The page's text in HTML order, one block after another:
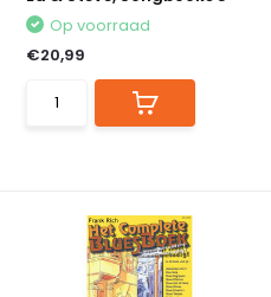
Op voorraad
€20,99